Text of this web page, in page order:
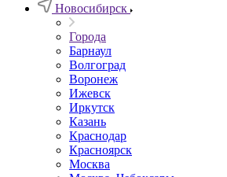
Новосибирск
Города
Барнаул
Волгоград
Воронеж
Ижевск
Иркутск
Казань
Краснодар
Красноярск
Москва